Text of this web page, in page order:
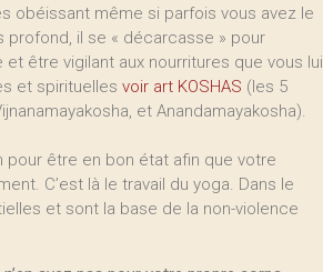
obéissant même si parfois vous avez le
profond, il se « décarcasse » pour
être vigilant aux nourritures que vous lui
et spirituelles voir art KOSHAS (les 5
et Anandamayakosha).
être en bon état afin que votre
C’est là le travail du yoga. Dans le
et sont la base de la non-violence